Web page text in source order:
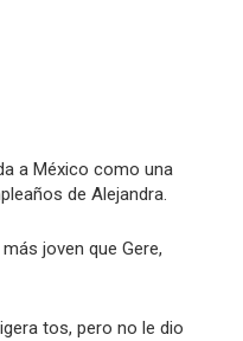
a México como una
de Alejandra.
joven que Gere,
tos, pero no le dio